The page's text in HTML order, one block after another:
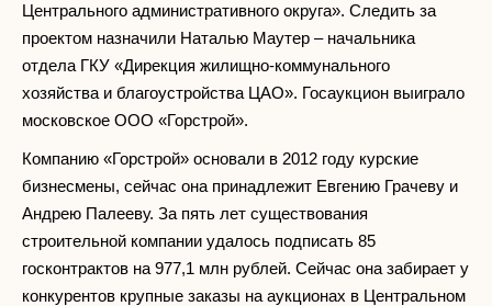
Центрального административного округа». Следить за
проектом назначили Наталью Маутер – начальника
отдела ГКУ «Дирекция жилищно-коммунального
хозяйства и благоустройства ЦАО». Госаукцион выиграло
московское ООО «Горстрой».
Компанию «Горстрой» основали в 2012 году курские
бизнесмены, сейчас она принадлежит Евгению Грачеву и
Андрею Палееву. За пять лет существования
строительной компании удалось подписать 85
госконтрактов на 977,1 млн рублей. Сейчас она забирает у
конкурентов крупные заказы на аукционах в Центральном